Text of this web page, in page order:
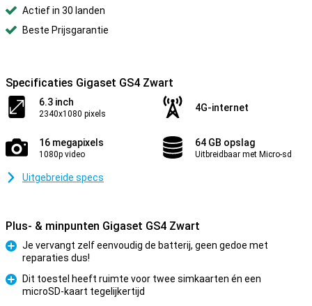
Actief in 30 landen
Beste Prijsgarantie
Specificaties Gigaset GS4 Zwart
6.3 inch
2340x1080 pixels
4G-internet
16 megapixels
1080p video
64 GB opslag
Uitbreidbaar met Micro-sd
Uitgebreide specs
Plus- & minpunten Gigaset GS4 Zwart
Pluspunt
Je vervangt zelf eenvoudig de batterij, geen gedoe met
reparaties dus!
Pluspunt
Dit toestel heeft ruimte voor twee simkaarten én een
microSD-kaart tegelijkertijd